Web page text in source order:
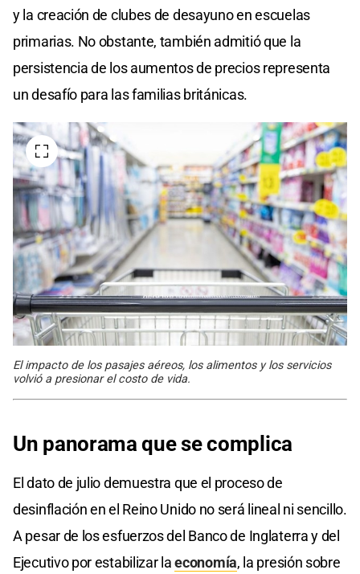
y la creación de clubes de desayuno en escuelas
primarias. No obstante, también admitió que la
persistencia de los aumentos de precios representa
un desafío para las familias británicas.
El impacto de los pasajes aéreos, los alimentos y los servicios
volvió a presionar el costo de vida.
Un panorama que se complica
El dato de julio demuestra que el proceso de
desinflación en el Reino Unido no será lineal ni sencillo.
A pesar de los esfuerzos del Banco de Inglaterra y del
Ejecutivo por estabilizar laeconomía, la presión sobre